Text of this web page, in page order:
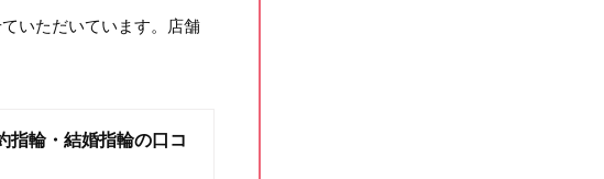
ていただいています。店舗
指輪・結婚指輪の口コ